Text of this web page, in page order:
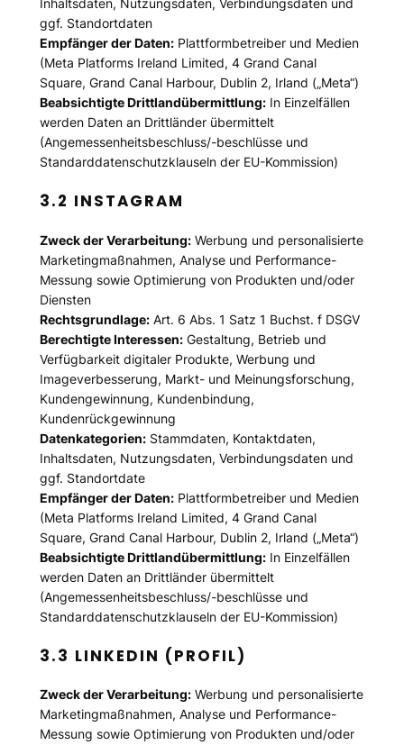
ggf. Standortdaten
Empfänger der Daten:Plattformbetreiber und Medien
(Meta Platforms Ireland Limited, 4 Grand Canal
Square, Grand Canal Harbour, Dublin 2, Irland („Meta“)
Beabsichtigte Drittlandübermittlung:In Einzelfällen
werden Daten an Drittländer übermittelt
(Angemessenheitsbeschluss/-beschlüsse und
Standarddatenschutzklauseln der EU-Kommission)
3.2 INSTAGRAM
Zweck der Verarbeitung:Werbung und personalisierte
Marketingmaßnahmen, Analyse und Performance-
Messung sowie Optimierung von Produkten und/oder
Diensten
Rechtsgrundlage:Art. 6 Abs. 1 Satz 1 Buchst. f DSGV
Berechtigte Interessen:Gestaltung, Betrieb und
Verfügbarkeit digitaler Produkte, Werbung und
Imageverbesserung, Markt- und Meinungsforschung,
Kundengewinnung, Kundenbindung,
Kundenrückgewinnung
Datenkategorien:Stammdaten, Kontaktdaten,
Inhaltsdaten, Nutzungsdaten, Verbindungsdaten und
ggf. Standortdate
Empfänger der Daten:Plattformbetreiber und Medien
(Meta Platforms Ireland Limited, 4 Grand Canal
Square, Grand Canal Harbour, Dublin 2, Irland („Meta“)
Beabsichtigte Drittlandübermittlung:In Einzelfällen
werden Daten an Drittländer übermittelt
(Angemessenheitsbeschluss/-beschlüsse und
Standarddatenschutzklauseln der EU-Kommission)
3.3 LINKEDIN (PROFIL)
Zweck der Verarbeitung:Werbung und personalisierte
Marketingmaßnahmen, Analyse und Performance-
Messung sowie Optimierung von Produkten und/oder